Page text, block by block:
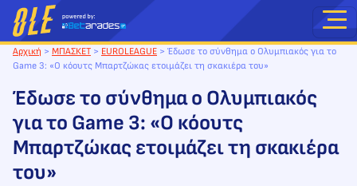
Μετάβαση
στο
περιεχόμενο
Αρχική > ΜΠΑΣΚΕΤ > EUROLEAGUE > Έδωσε το σύνθημα ο Ολυμπιακός για το
Game 3: «Ο κόουτς Μπαρτζώκας ετοιμάζει τη σκακιέρα του»
Έδωσε το σύνθημα ο Ολυμπιακός
για το Game 3: «Ο κόουτς
Μπαρτζώκας ετοιμάζει τη σκακιέρα
του»